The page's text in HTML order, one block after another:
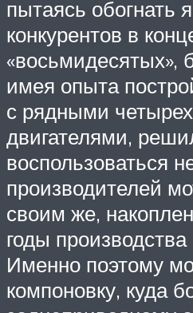
пытаясь обогнать
конкурентов в
«восьмидесятых»,
имея опыта
с рядными
двигателями,
воспользоваться
производителей
своим же,
годы
Именно поэтому
компоновку, куда